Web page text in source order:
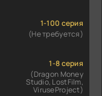
1-100 серия
(Не требуется)
1-8 серия
(Dragon Money
Studio, LostFilm,
ViruseProject)